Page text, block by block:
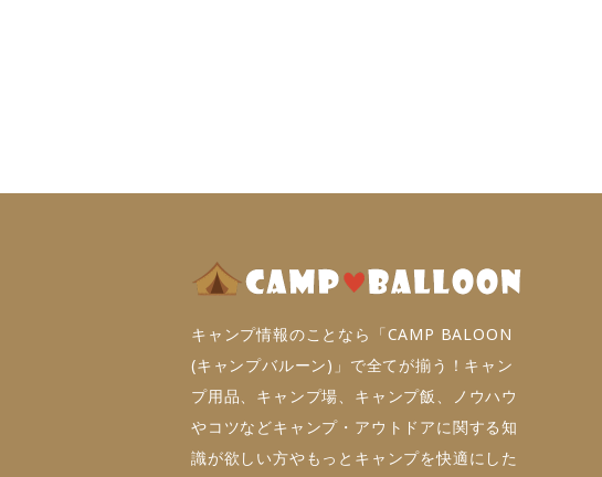
キャンプ情報のことなら「CAMP BALOON
(キャンプバルーン)」で全てが揃う！キャン
プ用品、キャンプ場、キャンプ飯、ノウハウ
やコツなどキャンプ・アウトドアに関する知
識が欲しい方やもっとキャンプを快適にした